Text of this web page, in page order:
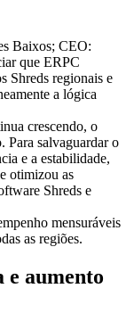
Baixos; CEO:
que ERPC
Shreds regionais e
a lógica
crescendo, o
Para salvaguardar o
e a estabilidade,
otimizou as
Shreds e
mensuráveis
as regiões.
e aumento